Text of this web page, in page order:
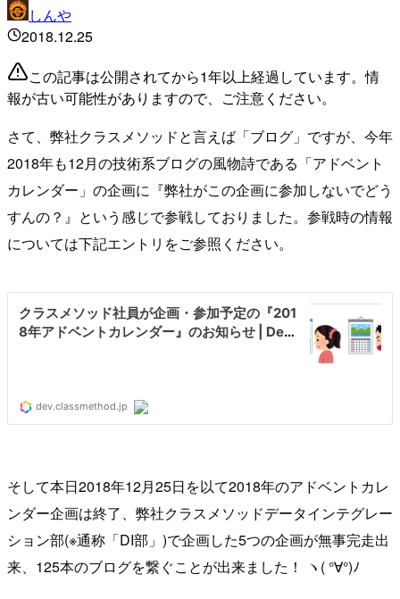
しんや
2018.12.25
この記事は公開されてから1年以上経過しています。情
報が古い可能性がありますので、ご注意ください。
さて、弊社クラスメソッドと言えば「ブログ」ですが、今年
2018年も12月の技術系ブログの風物詩である「アドベント
カレンダー」の企画に『弊社がこの企画に参加しないでどう
すんの？』という感じで参戦しておりました。参戦時の情報
については下記エントリをご参照ください。
そして本日2018年12月25日を以て2018年のアドベントカレ
ンダー企画は終了、弊社クラスメソッドデータインテグレー
ション部(※通称「DI部」)で企画した5つの企画が無事完走出
来、125本のブログを繋ぐことが出来ました！ ヽ( °∀°)ﾉ